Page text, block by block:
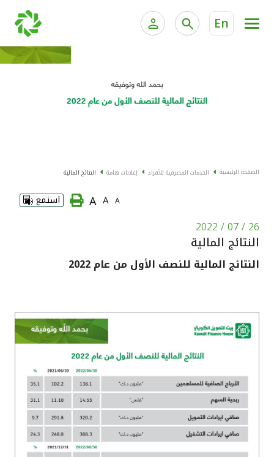
En
الخدمات المصرفية الإلكترونية للشركات
الخدمات المالية
التمويل
الاستثمار
أدوات وخدمات
خدمات ما بعد البيع
اتصل بنا
مواقع الفروع وأجهزة الصرف الآلي
الصفحة الرئيسية الخدمات المصرفية للأفراد إعلانات هامة النتائج المالية
A
A
A استمع
26 / 07 / 2022
النتائج المالية
النتائج المالية للنصف الأول من عام 2022